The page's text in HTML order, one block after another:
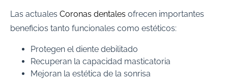
Las actuales Coronas dentales ofrecen importantes
beneficios tanto funcionales como estéticos:
Protegen el diente debilitado
Recuperan la capacidad masticatoria
Mejoran la estética de la sonrisa